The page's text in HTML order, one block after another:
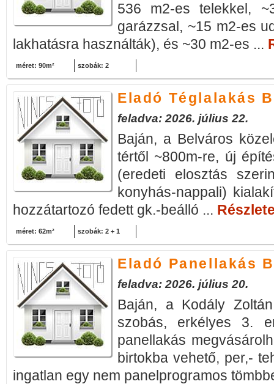
536 m2-es telekkel,
garázzsal, ~15 m2-es
lakhatásra használták), és ~30 m2-es ...
méret: 90m² szobák: 2
Eladó Téglalakás
feladva: 2026. július 22.
Baján, a Belváros
tértől ~800m-re, új
(eredeti elosztás
konyhás-nappali)
hozzátartozó fedett gk.-beálló ...
méret: 62m² szobák: 2 + 1
Eladó Panellakás
feladva: 2026. július 20.
Baján, a Kodály
szobás, erkélyes 3.
panellakás
birtokba vehető, per,-
ingatlan egy nem panelprogramos